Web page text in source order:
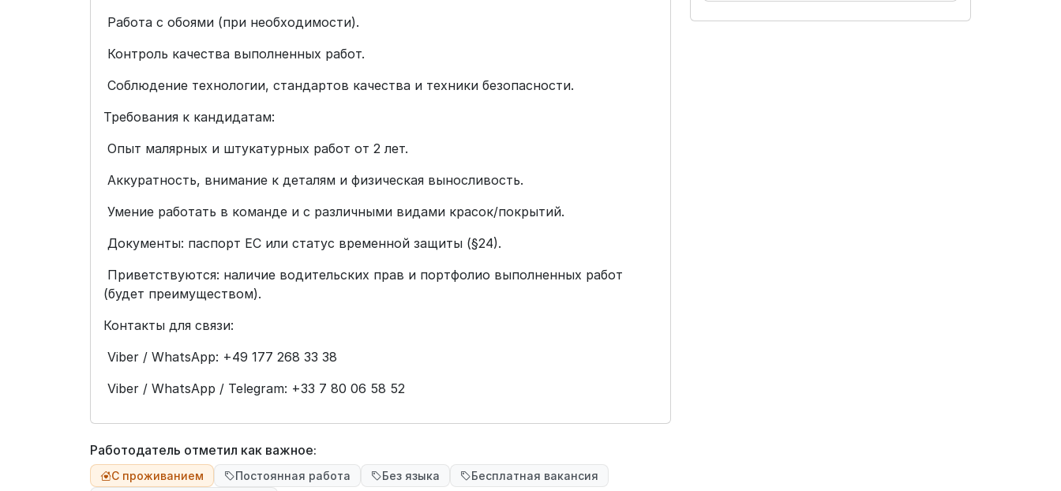
Работа с обоями (при необходимости).
Контроль качества выполненных работ.
Соблюдение технологии, стандартов качества и техники безопасности.
Требования к кандидатам:
Опыт малярных и штукатурных работ от 2 лет.
Аккуратность, внимание к деталям и физическая выносливость.
Умение работать в команде и с различными видами красок/покрытий.
Документы: паспорт ЕС или статус временной защиты (§24).
Приветствуются: наличие водительских прав и портфолио выполненных работ
(будет преимуществом).
Контакты для связи:
Viber / WhatsApp: +49 177 268 33 38
Viber / WhatsApp / Telegram: +33 7 80 06 58 52
Работодатель отметил как важное:
С проживанием Постоянная работа Без языка
Бесплатная вакансия